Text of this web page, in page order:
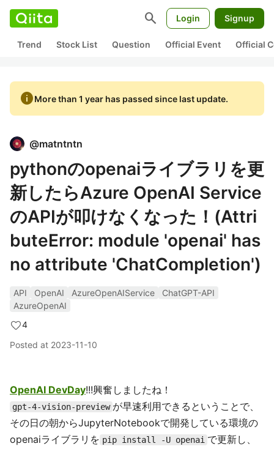
search Login Signup
Trend Stock List Question Official Event Official
infoMore than 1 year has passed since last update.
@matntntn
pythonのopenaiライブラリを更
新したらAzure OpenAI Service
のAPIが叩けなくなった！(Attri
buteError: module 'openai' has
no attribute 'ChatCompletion')
API OpenAI AzureOpenAIService
ChatGPT-API
AzureOpenAI
4
Posted at 2023-11-10
OpenAI DevDay!!!興奮しましたね！
gpt-4-vision-preview が早速利用できるということで、
その日の朝からJupyterNotebookで開発している環境の
openaiライブラリを pip install -U openai で更新し、